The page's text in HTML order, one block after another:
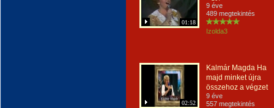
01:18
9 éve
489 megtekintés
Izolda3
02:52
Kalmár Magda Ha
majd minket újra
összehoz a végzet
9 éve
557 megtekintés